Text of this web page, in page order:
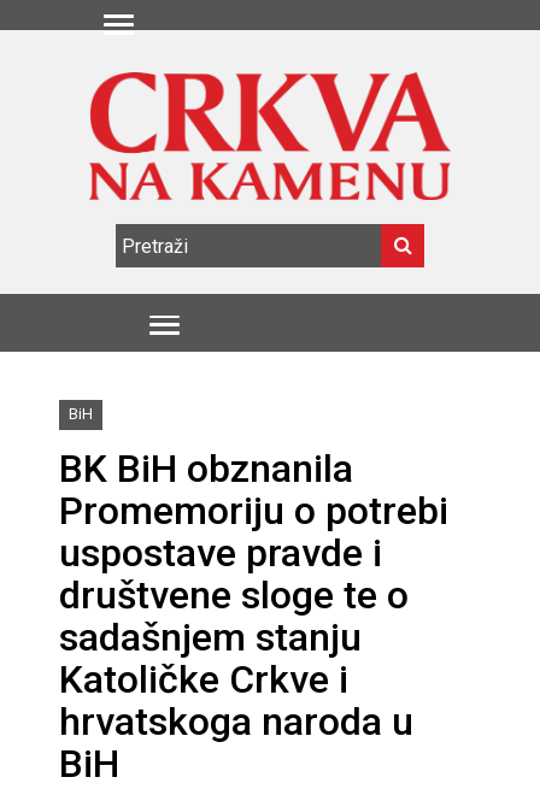
BiH
BK BiH obznanila
Promemoriju o potrebi
uspostave pravde i
društvene sloge te o
sadašnjem stanju
Katoličke Crkve i
hrvatskoga naroda u
BiH